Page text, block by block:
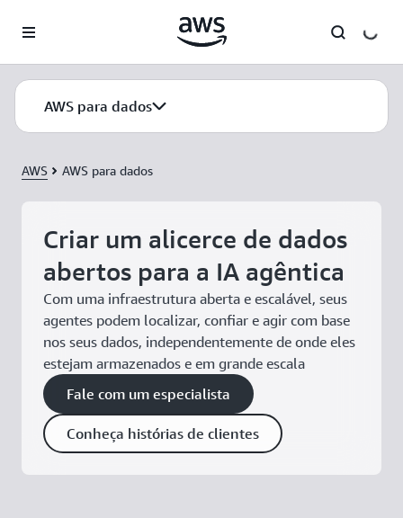
Pular para o conteúdo principal
AWS para dados
AWS AWS para dados
Criar um alicerce de dados
abertos para a IA agêntica
Com uma infraestrutura aberta e escalável, seus
agentes podem localizar, confiar e agir com base
nos seus dados, independentemente de onde eles
estejam armazenados e em grande escala
Fale com um especialista
Conheça histórias de clientes